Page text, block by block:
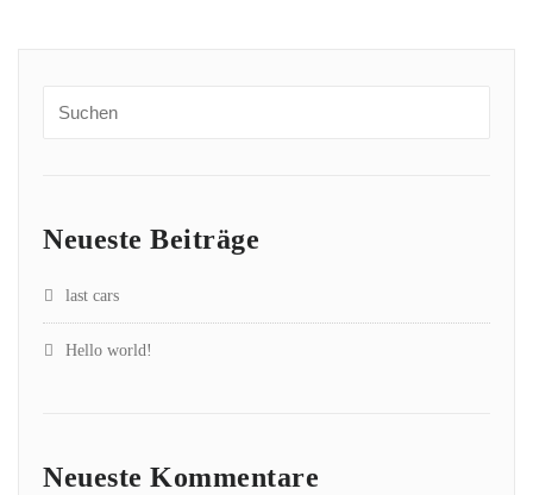
Neueste Beiträge
last cars
Hello world!
Neueste Kommentare